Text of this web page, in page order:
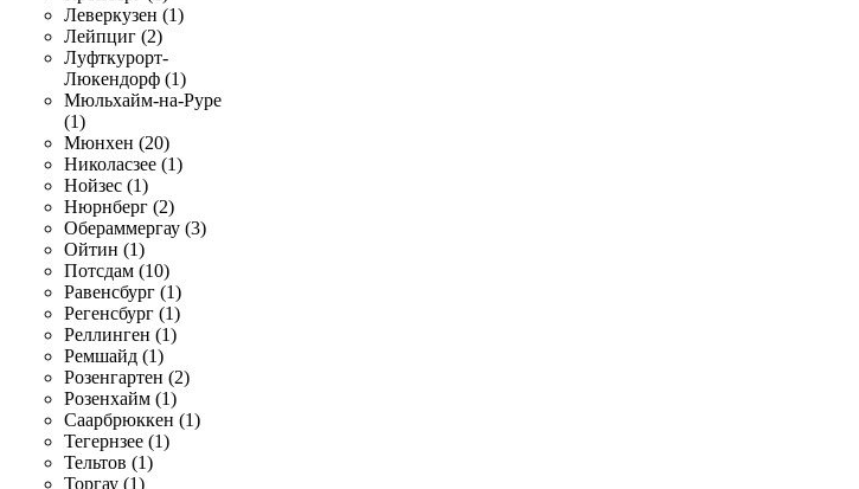
Леверкузен (1)
Лейпциг (2)
Луфткурорт-
Люкендорф (1)
Мюльхайм-на-Руре
(1)
Мюнхен (20)
Николасзее (1)
Нойзес (1)
Нюрнберг (2)
Обераммергау (3)
Ойтин (1)
Потсдам (10)
Равенсбург (1)
Регенсбург (1)
Реллинген (1)
Ремшайд (1)
Розенгартен (2)
Розенхайм (1)
Саарбрюккен (1)
Тегернзее (1)
Тельтов (1)
Торгау (1)